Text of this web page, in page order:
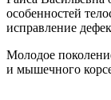
особенностей
исправление
Молодое
и мышечного